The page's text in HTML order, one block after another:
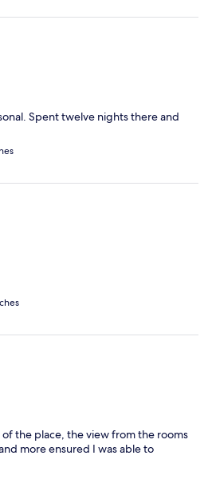
Spent twelve nights there and
the place, the view from the rooms
more ensured I was able to